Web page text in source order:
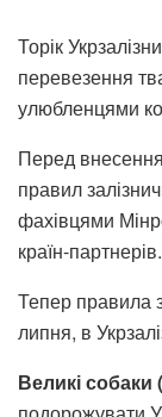
Торік
перевезення
улюбленцями
Перед
правил
фахівцями
країн-партнерів.
Тепер правила
липня, в
Великі